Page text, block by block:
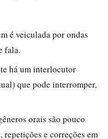
é veiculada por ondas
fala.
há um interlocutor
que pode interromper,
orais são pouco
e correções em